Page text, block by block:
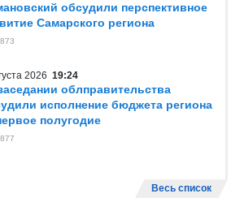
обсудили перспективное
Самарского региона
873
2026 19:24
облправительства
исполнение бюджета региона
полугодие
877
Весь список